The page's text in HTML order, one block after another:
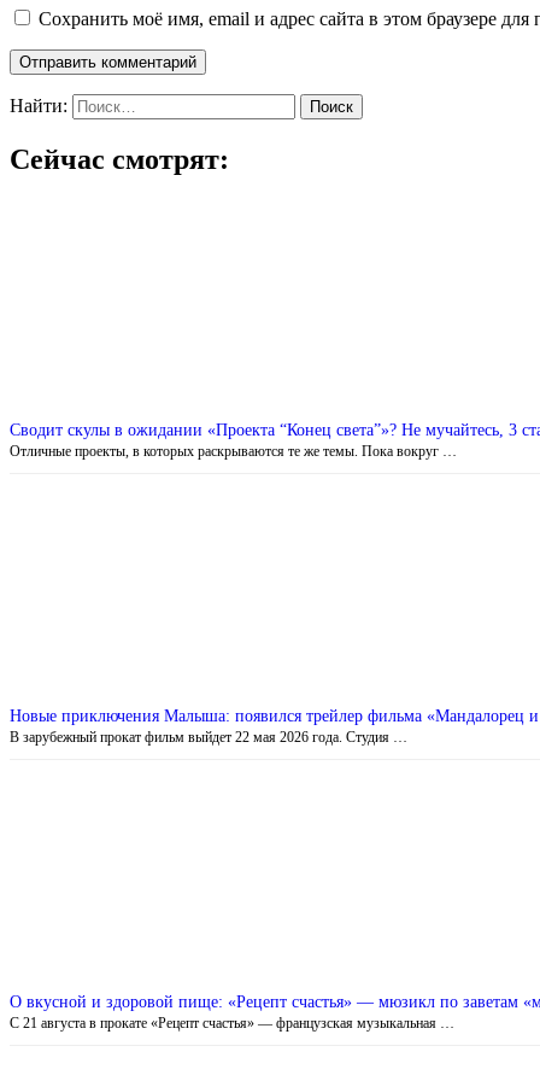
Сохранить моё имя, email и адрес сайта в этом браузере
Найти:
Сейчас смотрят:
Сводит скулы в ожидании «Проекта “Конец света”»? Не мучайтесь, 3
Отличные проекты, в которых раскрываются те же темы. Пока вокруг …
Новые приключения Малыша: появился трейлер фильма «Мандалорец и
В зарубежный прокат фильм выйдет 22 мая 2026 года. Студия …
О вкусной и здоровой пище: «Рецепт счастья» — мюзикл по заветам
С 21 августа в прокате «Рецепт счастья» — французская музыкальная …